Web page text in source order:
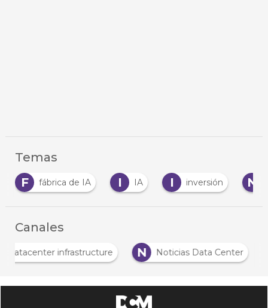
Temas
de IA I IA inversión N Negocio
Canales
D
Datacenter infrastructure N Noticias Data Center